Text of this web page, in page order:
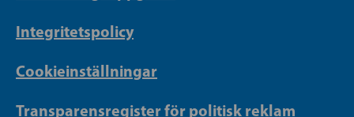
Integritetspolicy
Cookieinställningar
Transparensregister för politisk reklam